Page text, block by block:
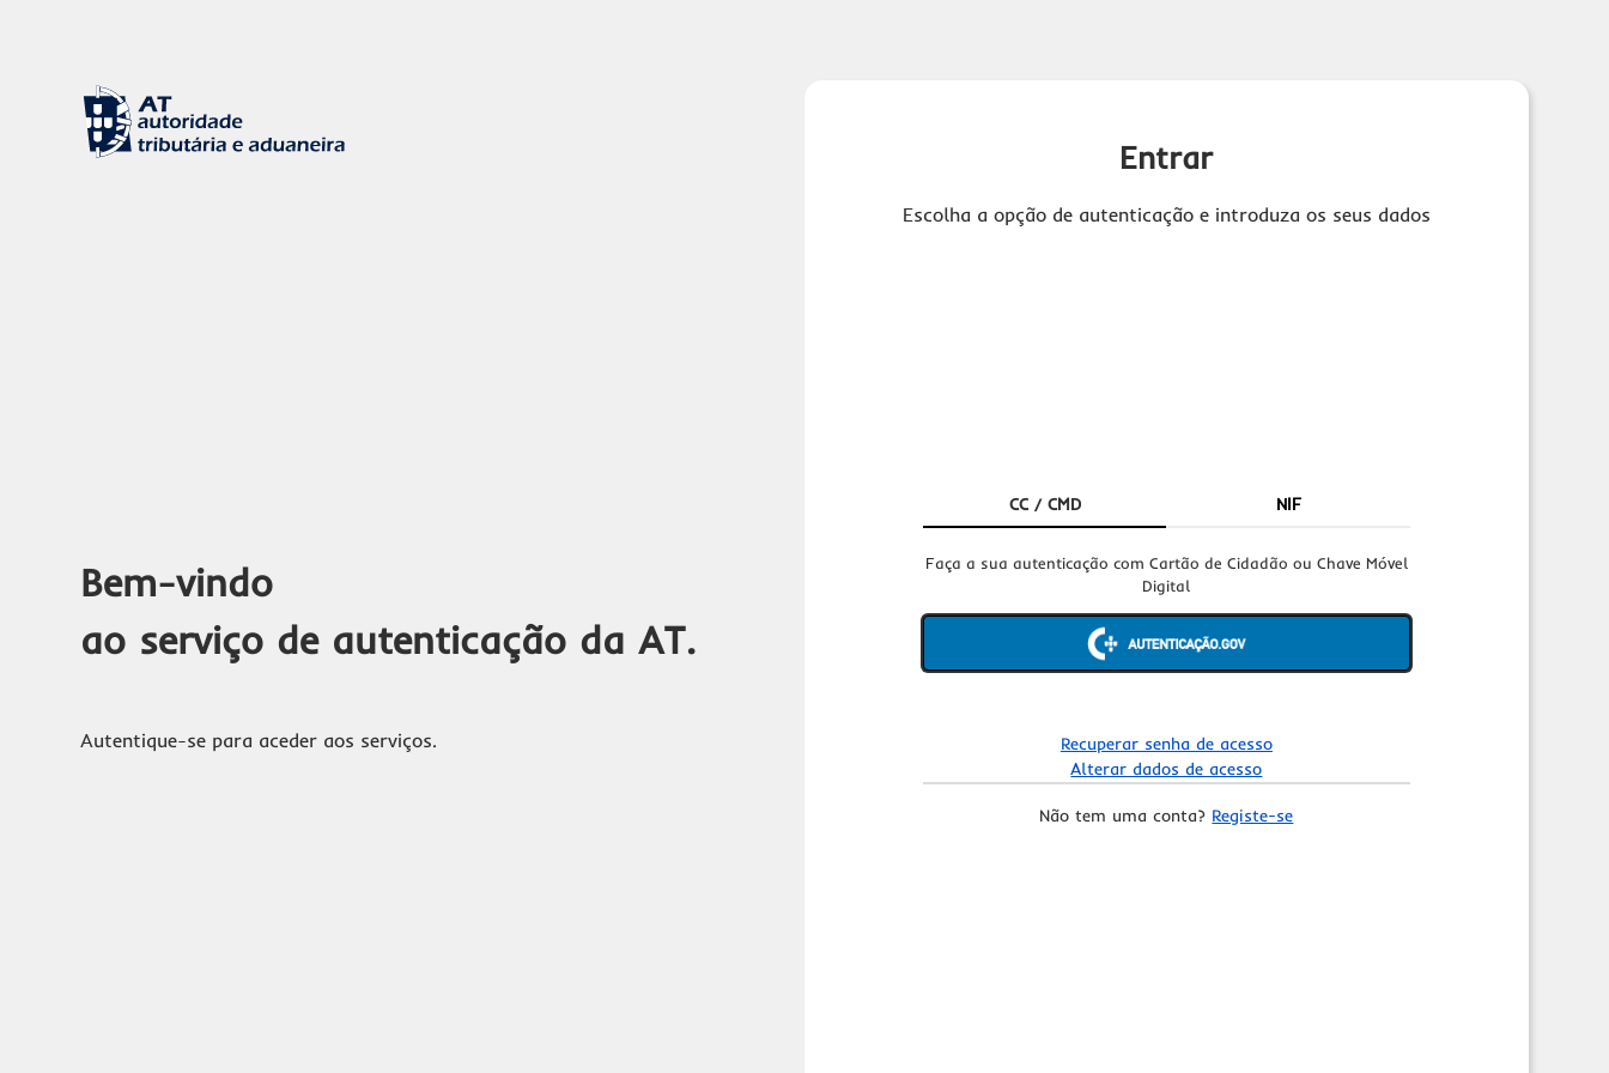
Bem-vindo
ao serviço de autenticação da AT.
Autentique-se para aceder aos serviços.
Entrar
Escolha a opção de autenticação e introduza os seus dados
CC / CMD NIF
Faça a sua autenticação com Cartão de Cidadão ou Chave Móvel
Digital
Recuperar senha de acesso
Alterar dados de acesso
Não tem uma conta? Registe-se